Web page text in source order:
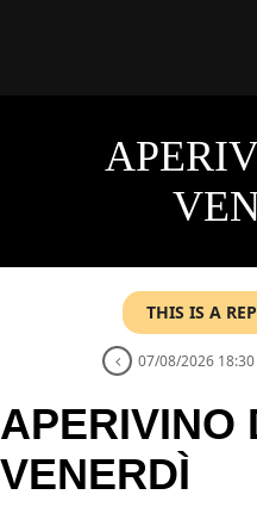
THIS IS A
07/08/2026 18:30
APERIVINO
VENERDÌ